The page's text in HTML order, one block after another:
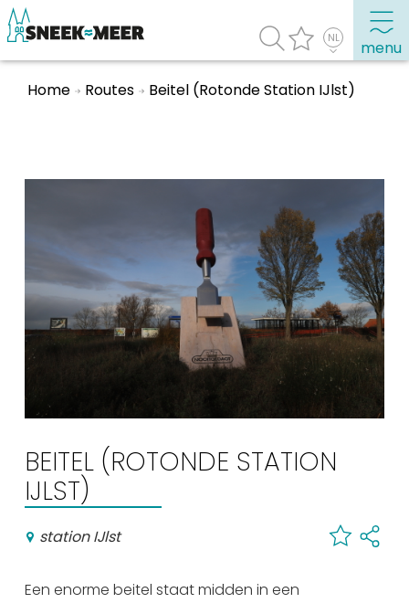
menu
Bezienswaardigheden
Winkelen, uitgaan en doen
Eten, drinken & uitgaan
Watersport
Winkelen
En meer
Arrangementen
Jouw Sneek
Other languages
Home Routes Beitel (Rotonde Station IJlst)
BEITEL (ROTONDE STATION
IJLST)
station IJlst
Een enorme beitel staat midden in een